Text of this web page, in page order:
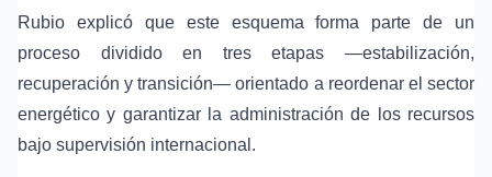
Rubio explicó que este esquema forma parte de un
proceso dividido en tres etapas —estabilización,
recuperación y transición— orientado a reordenar el sector
energético y garantizar la administración de los recursos
bajo supervisión internacional .